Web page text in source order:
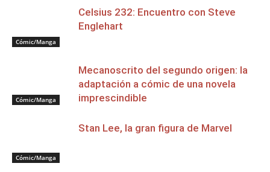
Cómic/Manga
Celsius 232: Encuentro con Steve
Englehart
Cómic/Manga
Mecanoscrito del segundo origen: la
adaptación a cómic de una novela
imprescindible
Cómic/Manga
Stan Lee, la gran figura de Marvel